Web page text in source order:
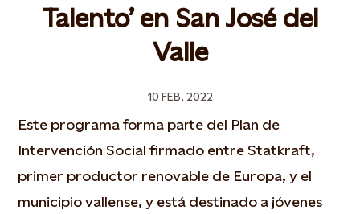
Talento’ en San José del
Valle
10 FEB, 2022
Este programa forma parte del Plan de
Intervención Social firmado entre Statkraft,
primer productor renovable de Europa, y el
municipio vallense, y está destinado a jóvenes